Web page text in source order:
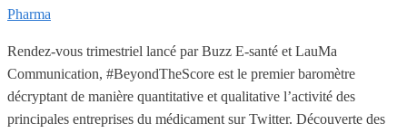
Pharma
Rendez-vous trimestriel lancé par Buzz E-santé et LauMa
Communication, #BeyondTheScore est le premier baromètre
décryptant de manière quantitative et qualitative l’activité des
principales entreprises du médicament sur Twitter. Découverte des